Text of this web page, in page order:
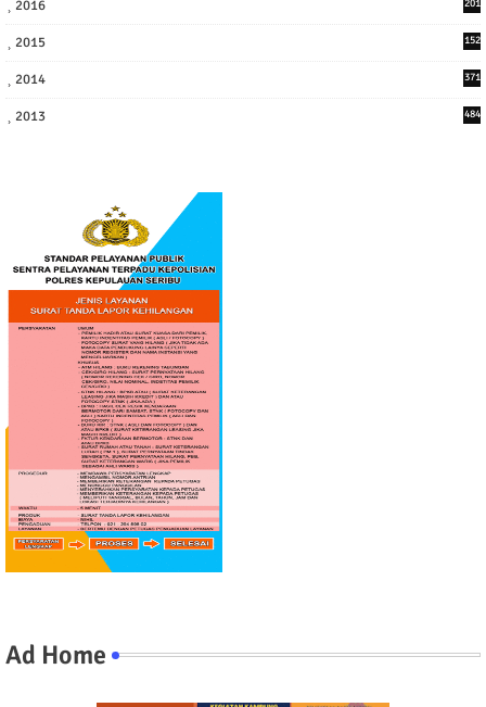
2016
201
2015 152
2014 371
2013 484
Ad Home